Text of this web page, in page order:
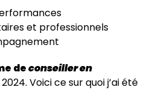
et professionnels
deconseiller en
Voici ce sur quoi j’ai été